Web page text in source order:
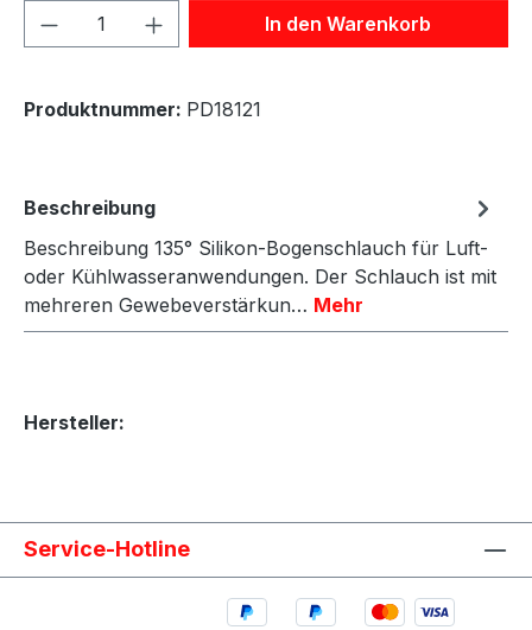
Produkt Anzahl: Gib denIn den Warenkorb
Produktnummer: PD18121
Beschreibung
Beschreibung 135° Silikon-Bogenschlauch für Luft-
oder Kühlwasseranwendungen. Der Schlauch ist mit
mehreren Gewebeverstärkun… Mehr
Hersteller:
Service-Hotline